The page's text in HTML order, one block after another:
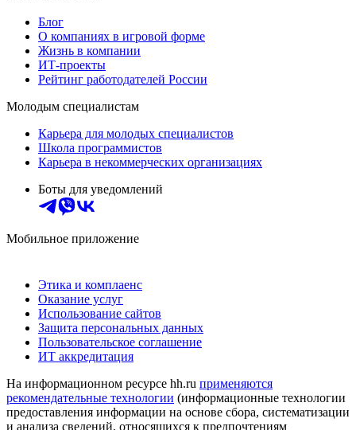
Блог
О компаниях в игровой форме
Жизнь в компании
ИТ-проекты
Рейтинг работодателей России
Молодым специалистам
Карьера для молодых специалистов
Школа программистов
Карьера в некоммерческих организациях
Боты для уведомлений
Мобильное приложение
Этика и комплаенс
Оказание услуг
Использование сайтов
Защита персональных данных
Пользовательское соглашение
ИТ аккредитация
На информационном ресурсе hh.ru применяются
рекомендательные технологии (информационные технологии
предоставления информации на основе сбора, систематизации
и анализа сведений, относящихся к предпочтениям